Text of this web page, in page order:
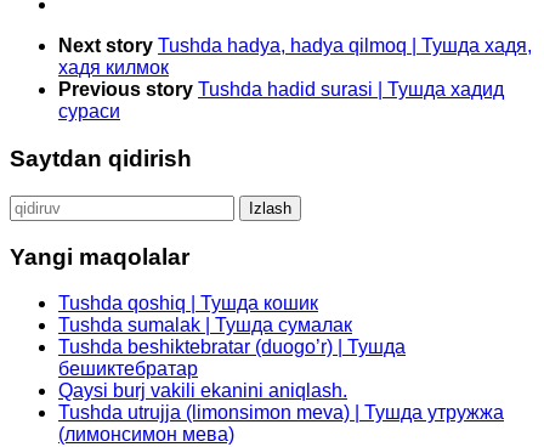
Next story Tushda hadya, hadya qilmoq | Тушда хадя,
хадя килмок
Previous story Tushda hadid surasi | Тушда хадид
сураси
Saytdan qidirish
Qidirshish:
Yangi maqolalar
Tushda qoshiq | Тушда кошик
Tushda sumalak | Тушда сумалак
Tushda beshiktebratar (duogo’r) | Тушда
бешиктебратар
Qaysi burj vakili ekanini aniqlash.
Tushda utrujja (limonsimon meva) | Тушда утружжа
(лимонсимон мева)